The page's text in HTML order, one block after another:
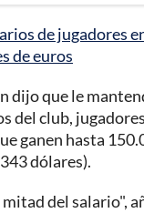
de jugadores
de euros
dijo que le
del club,
ganen hasta
dólares).
del salario",